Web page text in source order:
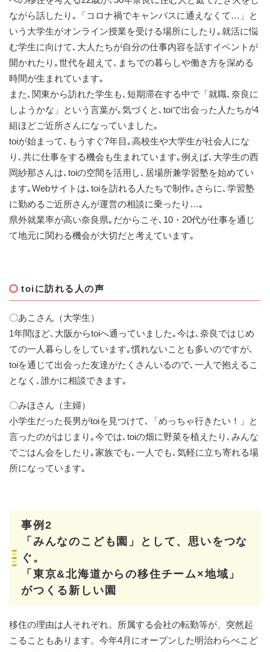
ながら話したり｡「コロナ禍でキャンパスに通えなくて…」と
いう大学生がオンライン授業を受ける場所にしたり｡就活に悩
む学生に向けて､大人たちが自分の仕事内容を話すイベントが
開かれたり｡世代を超えて､まちでの暮らしや働き方を深める
時間が生まれています｡
また､関東から訪れた学生も､短期滞在する中で「就職､奈良に
しようかな」という言葉が｡気づくと､toiで出会った人たちが4
組ほどご近所さんになっていました｡
toiが始まって､もうすぐ7年目｡高校生や大学生が社会人にな
り､共に仕事をする機会も生まれています｡例えば､大学生の西
岡紗那さんは､toiの空間を活用し､居場所兼学習塾を始めてい
ます｡Webサイトは､toiを訪れる人たちで制作｡さらに､学習塾
に勤めるご近所さんが運営の相談に乗ったり…｡
県外就業率が高い奈良県｡だからこそ､10・20代が仕事を通じ
て地元に関わる機会が大切だと考えています｡
toiに訪れる人の声
〇あこさん（大学生）
1年間ほど､大阪からtoiへ通っていました｡今は､奈良ではじめ
ての一人暮らしをしています｡慣れないことも多いのですが､
toiを通じて出会った友達がたくさんいるので､一人で抱えるこ
となく､誰かに相談できます｡
〇みほさん（主婦）
小学生だった長男がtoiを見つけて､「めっちゃ行きたい！」と
言ったのがはじまり｡今では､toiの畑に野菜を植えたり､みんな
でごはん会をしたり｡家族でも､一人でも､気軽に立ち寄れる場
所になっています｡
事例2
「みんなのこども園」として、思いをつな
ぐ。
「東京&北海道からの移住チーム×地域」
がつくる新しい園
移住の理由は人それぞれ。所属する会社の転勤等が、突然起
こることもあります。今年4月にオープンした明治わらべこど